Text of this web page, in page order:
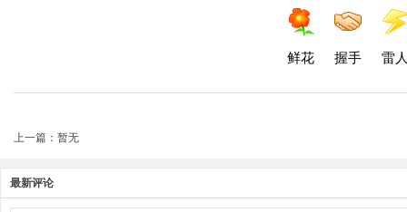
鲜花 握手 雷
上一篇：暂无
最新评论